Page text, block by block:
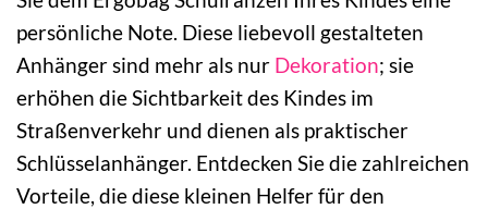
persönliche Note. Diese liebevoll gestalteten
Anhänger sind mehr als nur Dekoration; sie
erhöhen die Sichtbarkeit des Kindes im
Straßenverkehr und dienen als praktischer
Schlüsselanhänger. Entdecken Sie die zahlreichen
Vorteile, die diese kleinen Helfer für den